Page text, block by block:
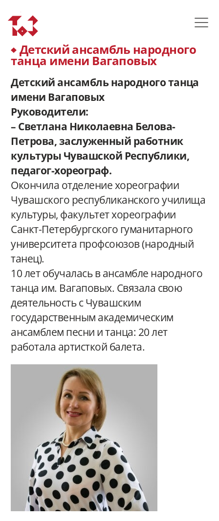
Детский ансамбль народного
танца имени Вагаповых
Детский ансамбль народного танца
имени Вагаповых
Руководители:
– Светлана Николаевна Белова-
Петрова, заслуженный работник
культуры Чувашской Республики,
педагог-хореограф.
Окончила отделение хореографии
Чувашского республиканского училища
культуры, факультет хореографии
Санкт-Петербургского гуманитарного
университета профсоюзов (народный
танец).
10 лет обучалась в ансамбле народного
танца им. Вагаповых. Связала свою
деятельность с Чувашским
государственным академическим
ансамблем песни и танца: 20 лет
работала артисткой балета.